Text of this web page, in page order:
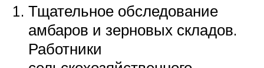
Тщательное обследование
амбаров и зерновых складов.
Работники